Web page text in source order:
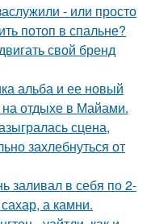
- или просто
потоп в спальне?
свой бренд
альба и ее новый
отдыхе в Майами.
сцена,
захлебнуться от
заливал в себя по 2-
а камни.